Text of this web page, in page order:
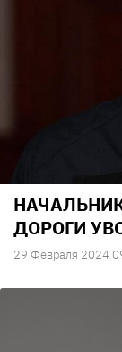
ДОРОГИ
29 Февраля 2024